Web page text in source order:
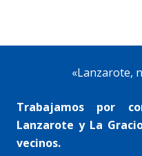
«Lanzarote,
Trabajamos por
Lanzarote y La
vecinos.